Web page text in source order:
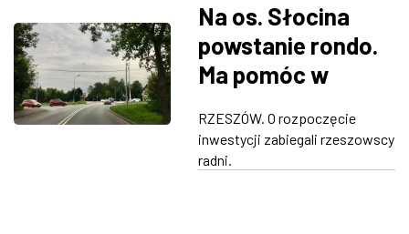
Na os. Słocina
powstanie rondo.
Ma pomóc w
korków
RZESZÓW. O rozpoczęcie
inwestycji zabiegali rzeszowscy
radni.